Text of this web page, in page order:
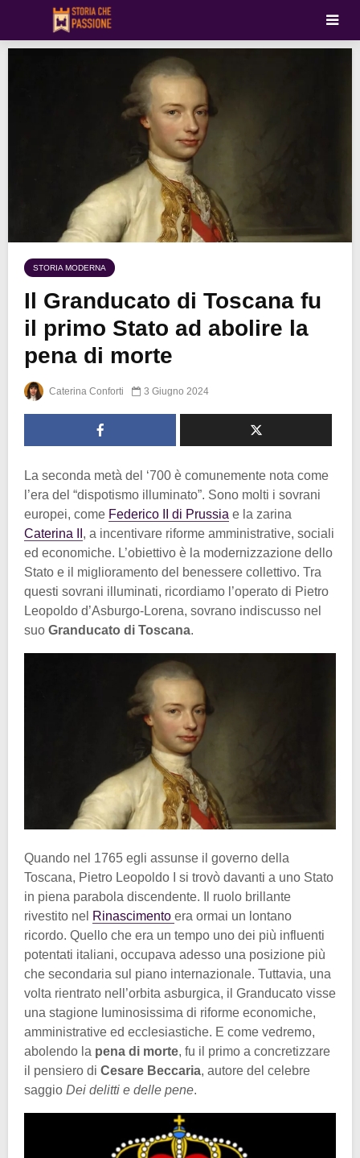
STORIA MODERNA
Il Granducato di Toscana fu
il primo Stato ad abolire la
pena di morte
Caterina Conforti 3 Giugno 2024
La seconda metà del ‘700 è comunemente nota come
l’era del “dispotismo illuminato”. Sono molti i sovrani
europei, come Federico II di Prussia e la zarina
Caterina II , a incentivare riforme amministrative, sociali
ed economiche. L’obiettivo è la modernizzazione dello
Stato e il miglioramento del benessere collettivo. Tra
questi sovrani illuminati, ricordiamo l’operato di Pietro
Leopoldo d’Asburgo-Lorena, sovrano indiscusso nel
suo Granducato di Toscana.
Quando nel 1765 egli assunse il governo della
Toscana, Pietro Leopoldo I si trovò davanti a uno Stato
in piena parabola discendente. Il ruolo brillante
rivestito nel Rinascimento era ormai un lontano
ricordo. Quello che era un tempo uno dei più influenti
potentati italiani, occupava adesso una posizione più
che secondaria sul piano internazionale. Tuttavia, una
volta rientrato nell’orbita asburgica, il Granducato visse
una stagione luminosissima di riforme economiche,
amministrative ed ecclesiastiche. E come vedremo,
abolendo la pena di morte, fu il primo a concretizzare
il pensiero di Cesare Beccaria, autore del celebre
saggio Dei delitti e delle pene.